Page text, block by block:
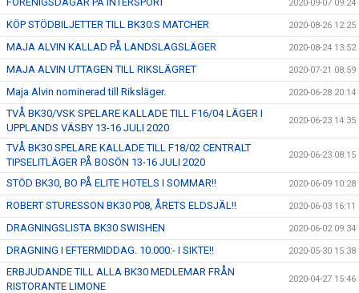
2020-09-07 09:24
KÖP STÖDBILJETTER TILL BK30:S MATCHER 2020-08-26 12:25
MAJA ALVIN KALLAD PÅ LANDSLAGSLÄGER 2020-08-24 13:52
MAJA ALVIN UTTAGEN TILL RIKSLÄGRET 2020-07-21 08:59
Maja Alvin nominerad till Riksläger. 2020-06-28 20:14
TVÅ BK30/VSK SPELARE KALLADE TILL F16/04 LÄGER I
UPPLANDS VÄSBY 13-16 JULI 2020
2020-06-23 14:35
TVÅ BK30 SPELARE KALLADE TILL F18/02 CENTRALT
TIPSELITLÄGER PÅ BOSÖN 13-16 JULI 2020
2020-06-23 08:15
STÖD BK30, BO PÅ ELITE HOTELS I SOMMAR!! 2020-06-09 10:28
ROBERT STURESSON BK30 P08, ÅRETS ELDSJÄL!! 2020-06-03 16:11
DRAGNINGSLISTA BK30 SWISHEN 2020-06-02 09:34
DRAGNING I EFTERMIDDAG. 10.000:- I SIKTE!! 2020-05-30 15:38
ERBJUDANDE TILL ALLA BK30 MEDLEMAR FRÅN
RISTORANTE LIMONE
2020-04-27 15:46